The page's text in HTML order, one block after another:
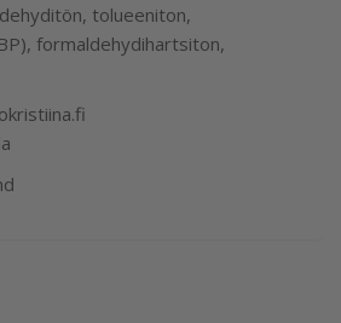
tolueeniton,
formaldehydihartsiton,